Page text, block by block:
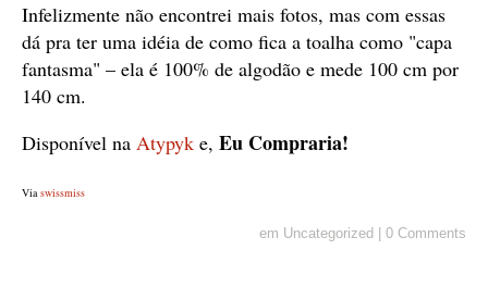
Infelizmente não encontrei mais fotos, mas com essas
dá pra ter uma idéia de como fica a toalha como "capa
fantasma" – ela é 100% de algodão e mede 100 cm por
140 cm.
Disponível na Atypyk e, Eu Compraria!
Viaswissmiss
em Uncategorized 0 Comments